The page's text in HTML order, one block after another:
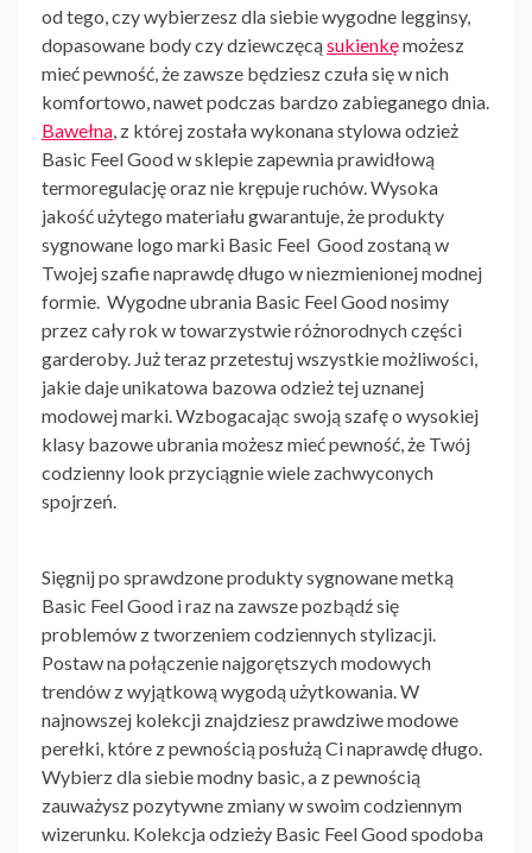
od tego, czy wybierzesz dla siebie wygodne legginsy,
dopasowane body czy dziewczęcąsukienkęmożesz
mieć pewność, że zawsze będziesz czuła się w nich
komfortowo, nawet podczas bardzo zabieganego dnia.
Bawełna , z której została wykonanastylowa odzież
Basic Feel Good w sklepie zapewnia prawidłową
termoregulację oraz nie krępuje ruchów. Wysoka
jakość użytego materiału gwarantuje, że produkty
sygnowane logo marki Basic Feel Good zostaną w
Twojej szafie naprawdę długo w niezmienionej modnej
formie. Wygodne ubrania Basic Feel Goodnosimy
przez cały rok w towarzystwie różnorodnych części
garderoby. Już teraz przetestuj wszystkie możliwości,
jakie daje unikatowa bazowa odzież tej uznanej
modowej marki. Wzbogacając swoją szafę o wysokiej
klasy bazowe ubrania możesz mieć pewność, że Twój
codzienny look przyciągnie wiele zachwyconych
spojrzeń.
Sięgnij po sprawdzone produkty sygnowanemetką
Basic Feel Good i raz na zawsze pozbądź się
problemów z tworzeniem codziennych stylizacji.
Postaw na połączenie najgorętszych modowych
trendów z wyjątkową wygodą użytkowania. W
najnowszej kolekcji znajdziesz prawdziwe modowe
perełki, które z pewnością posłużą Ci naprawdę długo.
Wybierz dla siebie modny basic, a z pewnością
zauważysz pozytywne zmiany w swoim codziennym
wizerunku. Kolekcja odzieży Basic Feel Goodspodoba